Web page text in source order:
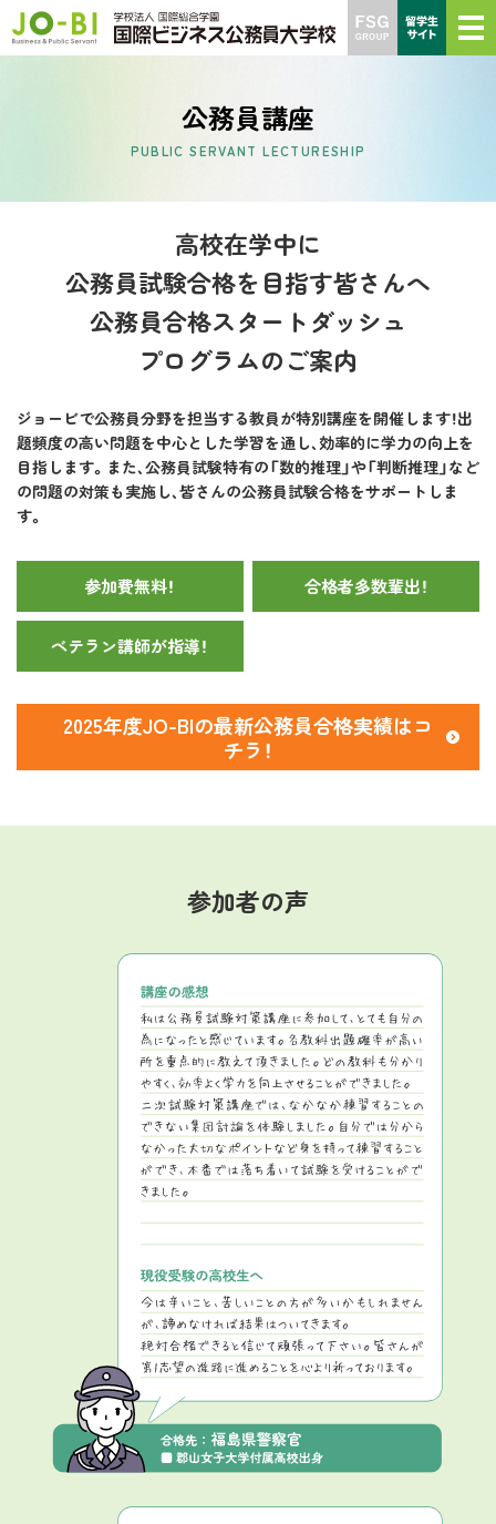
公務員講座
PUBLIC SERVANT LECTURESHIP
高校在学中に
公務員試験合格を目指す皆さんへ
公務員合格スタートダッシュ
プログラムのご案内
ジョービで公務員分野を担当する教員が特別講座を開催します！出
題頻度の高い問題を中心とした学習を通し、効率的に学力の向上を
目指します。また、公務員試験特有の「数的推理」や「判断推理」など
の問題の対策も実施し、皆さんの公務員試験合格をサポートしま
す。
参加費無料！ 合格者多数輩出！
ベテラン講師が指導！
2025年度JO-BIの最新公務員合格実績はコ
チラ！
参加者の声